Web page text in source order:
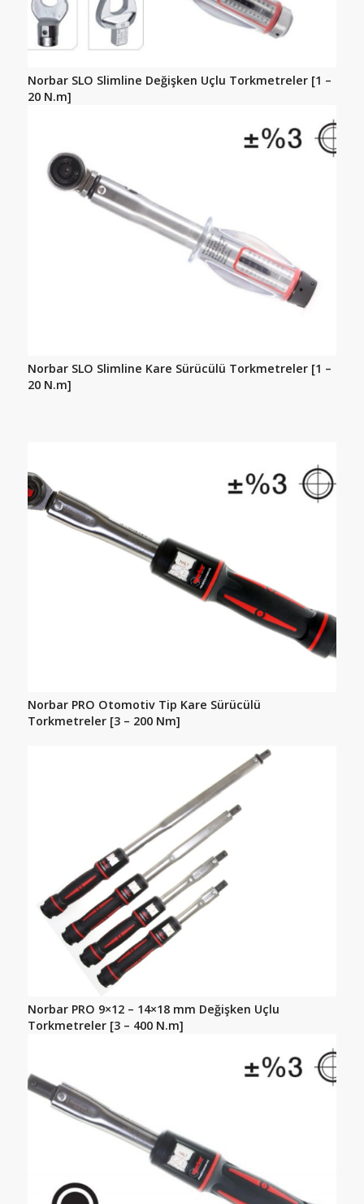
Norbar SLO Slimline Değişken Uçlu Torkmetreler [1 –
20 N.m]
Norbar SLO Slimline Kare Sürücülü Torkmetreler [1 –
20 N.m]
Norbar PRO Otomotiv Tip Kare Sürücülü
Torkmetreler [3 – 200 Nm]
Norbar PRO 9×12 – 14×18 mm Değişken Uçlu
Torkmetreler [3 – 400 N.m]